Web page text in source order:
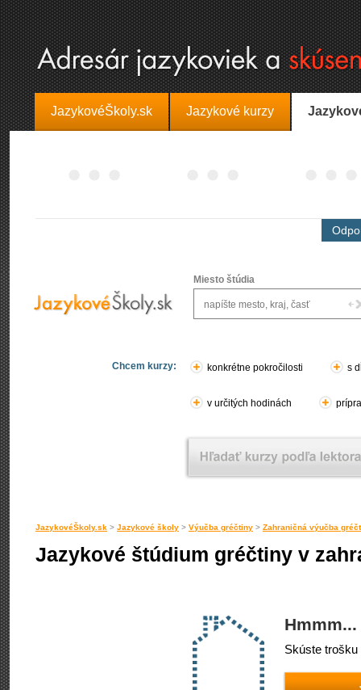
JazykovéŠkoly.sk Jazykové kurzy
Miesto štúdia
Chcem kurzy: konkrétne pokročilosti s
v určitých hodinách
JazykovéŠkoly.sk > Jazykové školy > Výučba gréčtiny > Zahraničná výučba
Jazykové štúdium gréčtiny v
Skúste